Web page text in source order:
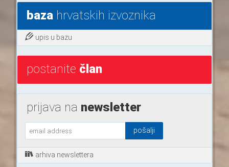
bazahrvatskih izvoznika
upis u bazu
postanite član
prijava na newsletter
arhiva newslettera